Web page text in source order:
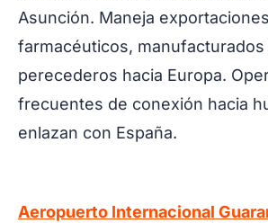
Asunción. Maneja
farmacéuticos, manufacturados
perecederos hacia Europa.
frecuentes de conexión hacia
enlazan con España.
Aeropuerto Internacional